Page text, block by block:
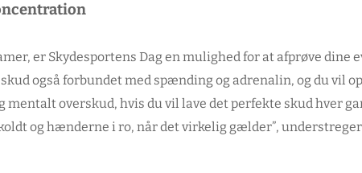
er Skydesportens Dag en mulighed for at afprøve dine
også forbundet med spænding og adrenalin, og du vil
overskud, hvis du vil lave det perfekte skud hver
og hænderne i ro, når det virkelig gælder”, understreger